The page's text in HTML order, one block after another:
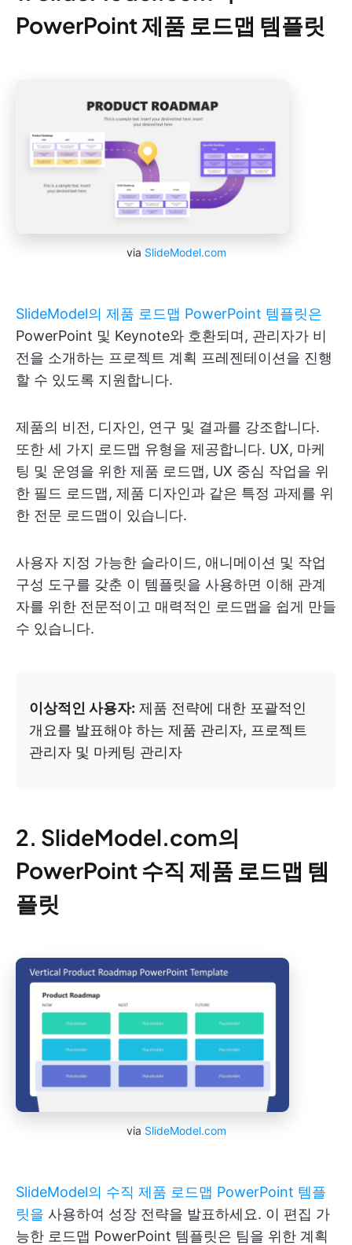
PowerPoint 제품 로드맵 템플릿
via SlideModel.com
SlideModel의 제품 로드맵 PowerPoint 템플릿은
PowerPoint 및 Keynote와 호환되며, 관리자가 비
전을 소개하는 프로젝트 계획 프레젠테이션을 진행
할 수 있도록 지원합니다.
제품의 비전, 디자인, 연구 및 결과를 강조합니다.
또한 세 가지 로드맵 유형을 제공합니다. UX, 마케
팅 및 운영을 위한 제품 로드맵, UX 중심 작업을 위
한 필드 로드맵, 제품 디자인과 같은 특정 과제를 위
한 전문 로드맵이 있습니다.
사용자 지정 가능한 슬라이드, 애니메이션 및 작업
구성 도구를 갖춘 이 템플릿을 사용하면 이해 관계
자를 위한 전문적이고 매력적인 로드맵을 쉽게 만들
수 있습니다.
이상적인 사용자: 제품 전략에 대한 포괄적인
개요를 발표해야 하는 제품 관리자, 프로젝트
관리자 및 마케팅 관리자
2. SlideModel.com의
PowerPoint 수직 제품 로드맵 템
플릿
via SlideModel.com
SlideModel의 수직 제품 로드맵 PowerPoint 템플
릿을 사용하여 성장 전략을 발표하세요. 이 편집 가
능한 로드맵 PowerPoint 템플릿은 팀을 위한 계획